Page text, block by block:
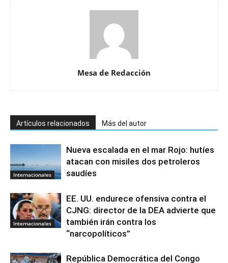
Mesa de Redacción
Artículos relacionados Más del autor
Internacionales
Nueva escalada en el mar Rojo: hutíes
atacan con misiles dos petroleros
saudíes
Internacionales
EE. UU. endurece ofensiva contra el
CJNG: director de la DEA advierte que
también irán contra los
“narcopolíticos”
República Democrática del Congo